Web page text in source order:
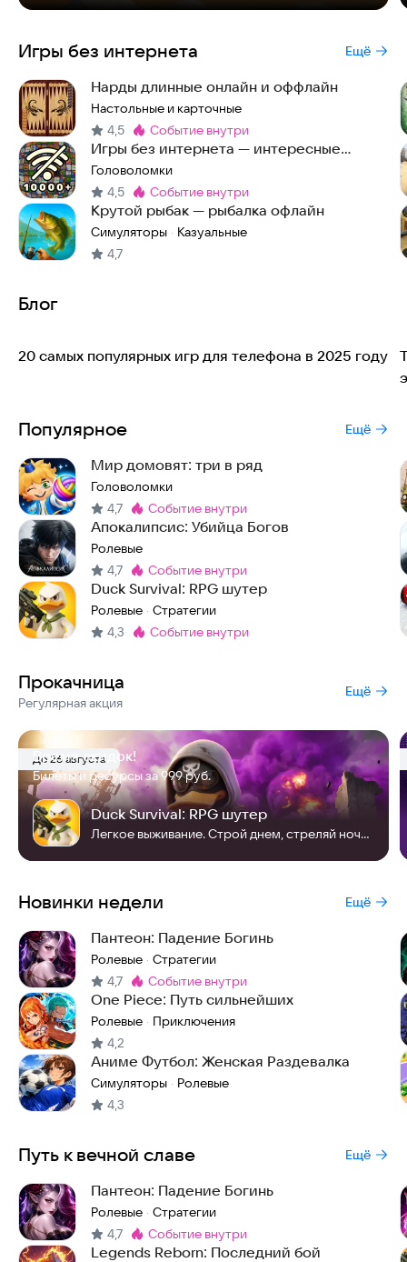
Игры без интернета Ещё
Нарды длинные онлайн и оффлайн
Настольные и карточные
4,5 Метка:
событие внутри
Игры без интернета — интересные
головоломки офлайн
Головоломки
4,5 Метка:
событие внутри
Крутой рыбак — рыбалка офлайн
Симуляторы · Казуальные
4,7
Блог
20 самых популярных игр для телефона в 2025 году
Популярное Ещё
Мир домовят: три в ряд
Головоломки
4,7 Метка:
событие внутри
Апокалипсис: Убийца Богов
Ролевые
4,7 Метка:
событие внутри
Duck Survival: RPG шутер
Ролевые · Стратегии
4,3
Метка:
событие внутри
Прокачница
Регулярная акция
Ещё
До 26 августа
Время скидок!
Билеты и ресурсы за 999 руб.
Duck Survival: RPG шутер
Легкое выживание. Строй днем, стреляй ночью! Duck vs. Zombies начинается!
Новинки недели Ещё
Пантеон: Падение Богинь
Ролевые · Стратегии
4,7 Метка:
событие внутри
One Piece: Путь сильнейших
Ролевые · Приключения
4,2
Аниме Футбол: Женская Раздевалка
Симуляторы · Ролевые
4,3
Путь к вечной славе Ещё
Пантеон: Падение Богинь
Ролевые · Стратегии
4,7 Метка:
событие внутри
Legends Reborn: Последний бой